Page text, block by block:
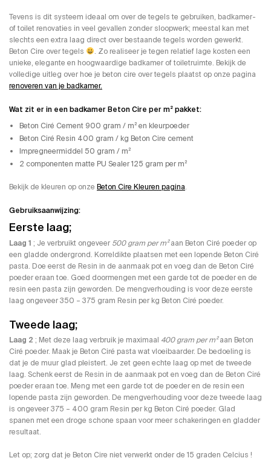
Tevens is dit systeem ideaal om over de tegels te gebruiken, badkamer-
of toilet renovaties in veel gevallen zonder sloopwerk; meestal kan met
slechts een extra laag direct over bestaande tegels worden gewerkt.
Beton Cire over tegels
. Zo realiseer je tegen relatief lage kosten een
unieke, elegante en hoogwaardige badkamer of toiletruimte. Bekijk de
volledige uitleg over hoe je beton cire over tegels plaatst op onze pagina
renoveren van je badkamer.
Wat zit er in een badkamer Beton Cire per m² pakket:
Beton Ciré Cement 900 gram / m² en kleurpoeder
Beton Ciré Resin 400 gram / kg Beton Cire cement
Impregneermiddel 50 gram / m²
2 componenten matte PU Sealer 125 gram per m²
Bekijk de kleuren op onze Beton Cire Kleuren pagina.
Gebruiksaanwijzing:
Eerste laag;
Laag 1 ; Je verbruikt ongeveer 500 gram per m²aan Beton Ciré poeder op
een gladde ondergrond. Korreldikte plaatsen met een lopende Beton Ciré
pasta. Doe eerst de Resin in de aanmaak pot en voeg dan de Beton Ciré
poeder eraan toe. Goed doormengen met een garde tot de poeder en de
resin een pasta zijn geworden. De mengverhouding is voor deze eerste
laag ongeveer 350 – 375 gram Resin per kg Beton Ciré poeder.
Tweede laag;
Laag 2 ; Met deze laag verbruik je maximaal 400 gram per m²aan Beton
Ciré poeder. Maak je Beton Ciré pasta wat vloeibaarder. De bedoeling is
dat je de muur glad pleistert. Je zet geen echte laag op met de tweede
laag. Schenk eerst de Resin in de aanmaak pot en voeg dan de Beton Ciré
poeder eraan toe. Meng met een garde tot de poeder en de resin een
lopende pasta zijn geworden. De mengverhouding voor deze tweede laag
is ongeveer 375 – 400 gram Resin per kg Beton Ciré poeder. Glad
spanen met een droge schone spaan voor meer schakeringen en gladder
resultaat.
Let op; zorg dat je Beton Cire niet verwerkt onder de 15 graden Celcius !